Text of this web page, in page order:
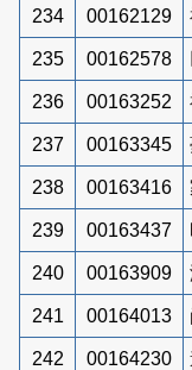
234 00162129
235 00162578
236 00163252
237 00163345
238 00163416
239 00163437
240 00163909
241 00164013
242 00164230